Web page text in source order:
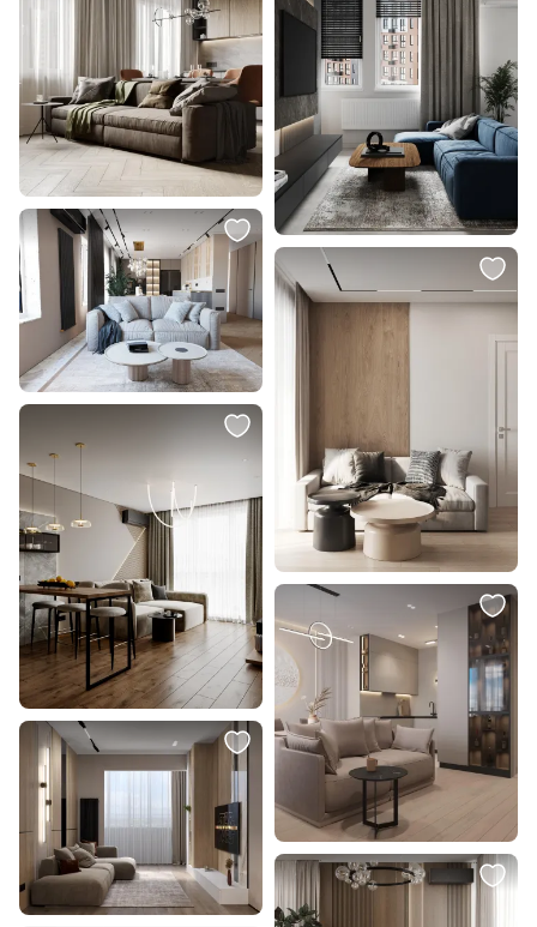
Диван KULT FLORIS BD-2064106
В корзину
ПОРТЛЕНД Диван прямой с
банкеткой бежевый BD-2976156
В корзину
256 257 ₽
Диван The IDEA Saga BD-2373077
554 065 ₽
В корзину
70 990 ₽
ПОРТЛЕНД Диван прямой с
банкеткой серый BD-2976154
В корзину
3 500 ₽
Светильник настенный
DesignLed JY CIRCUS-2 00-
00003402
В корзину